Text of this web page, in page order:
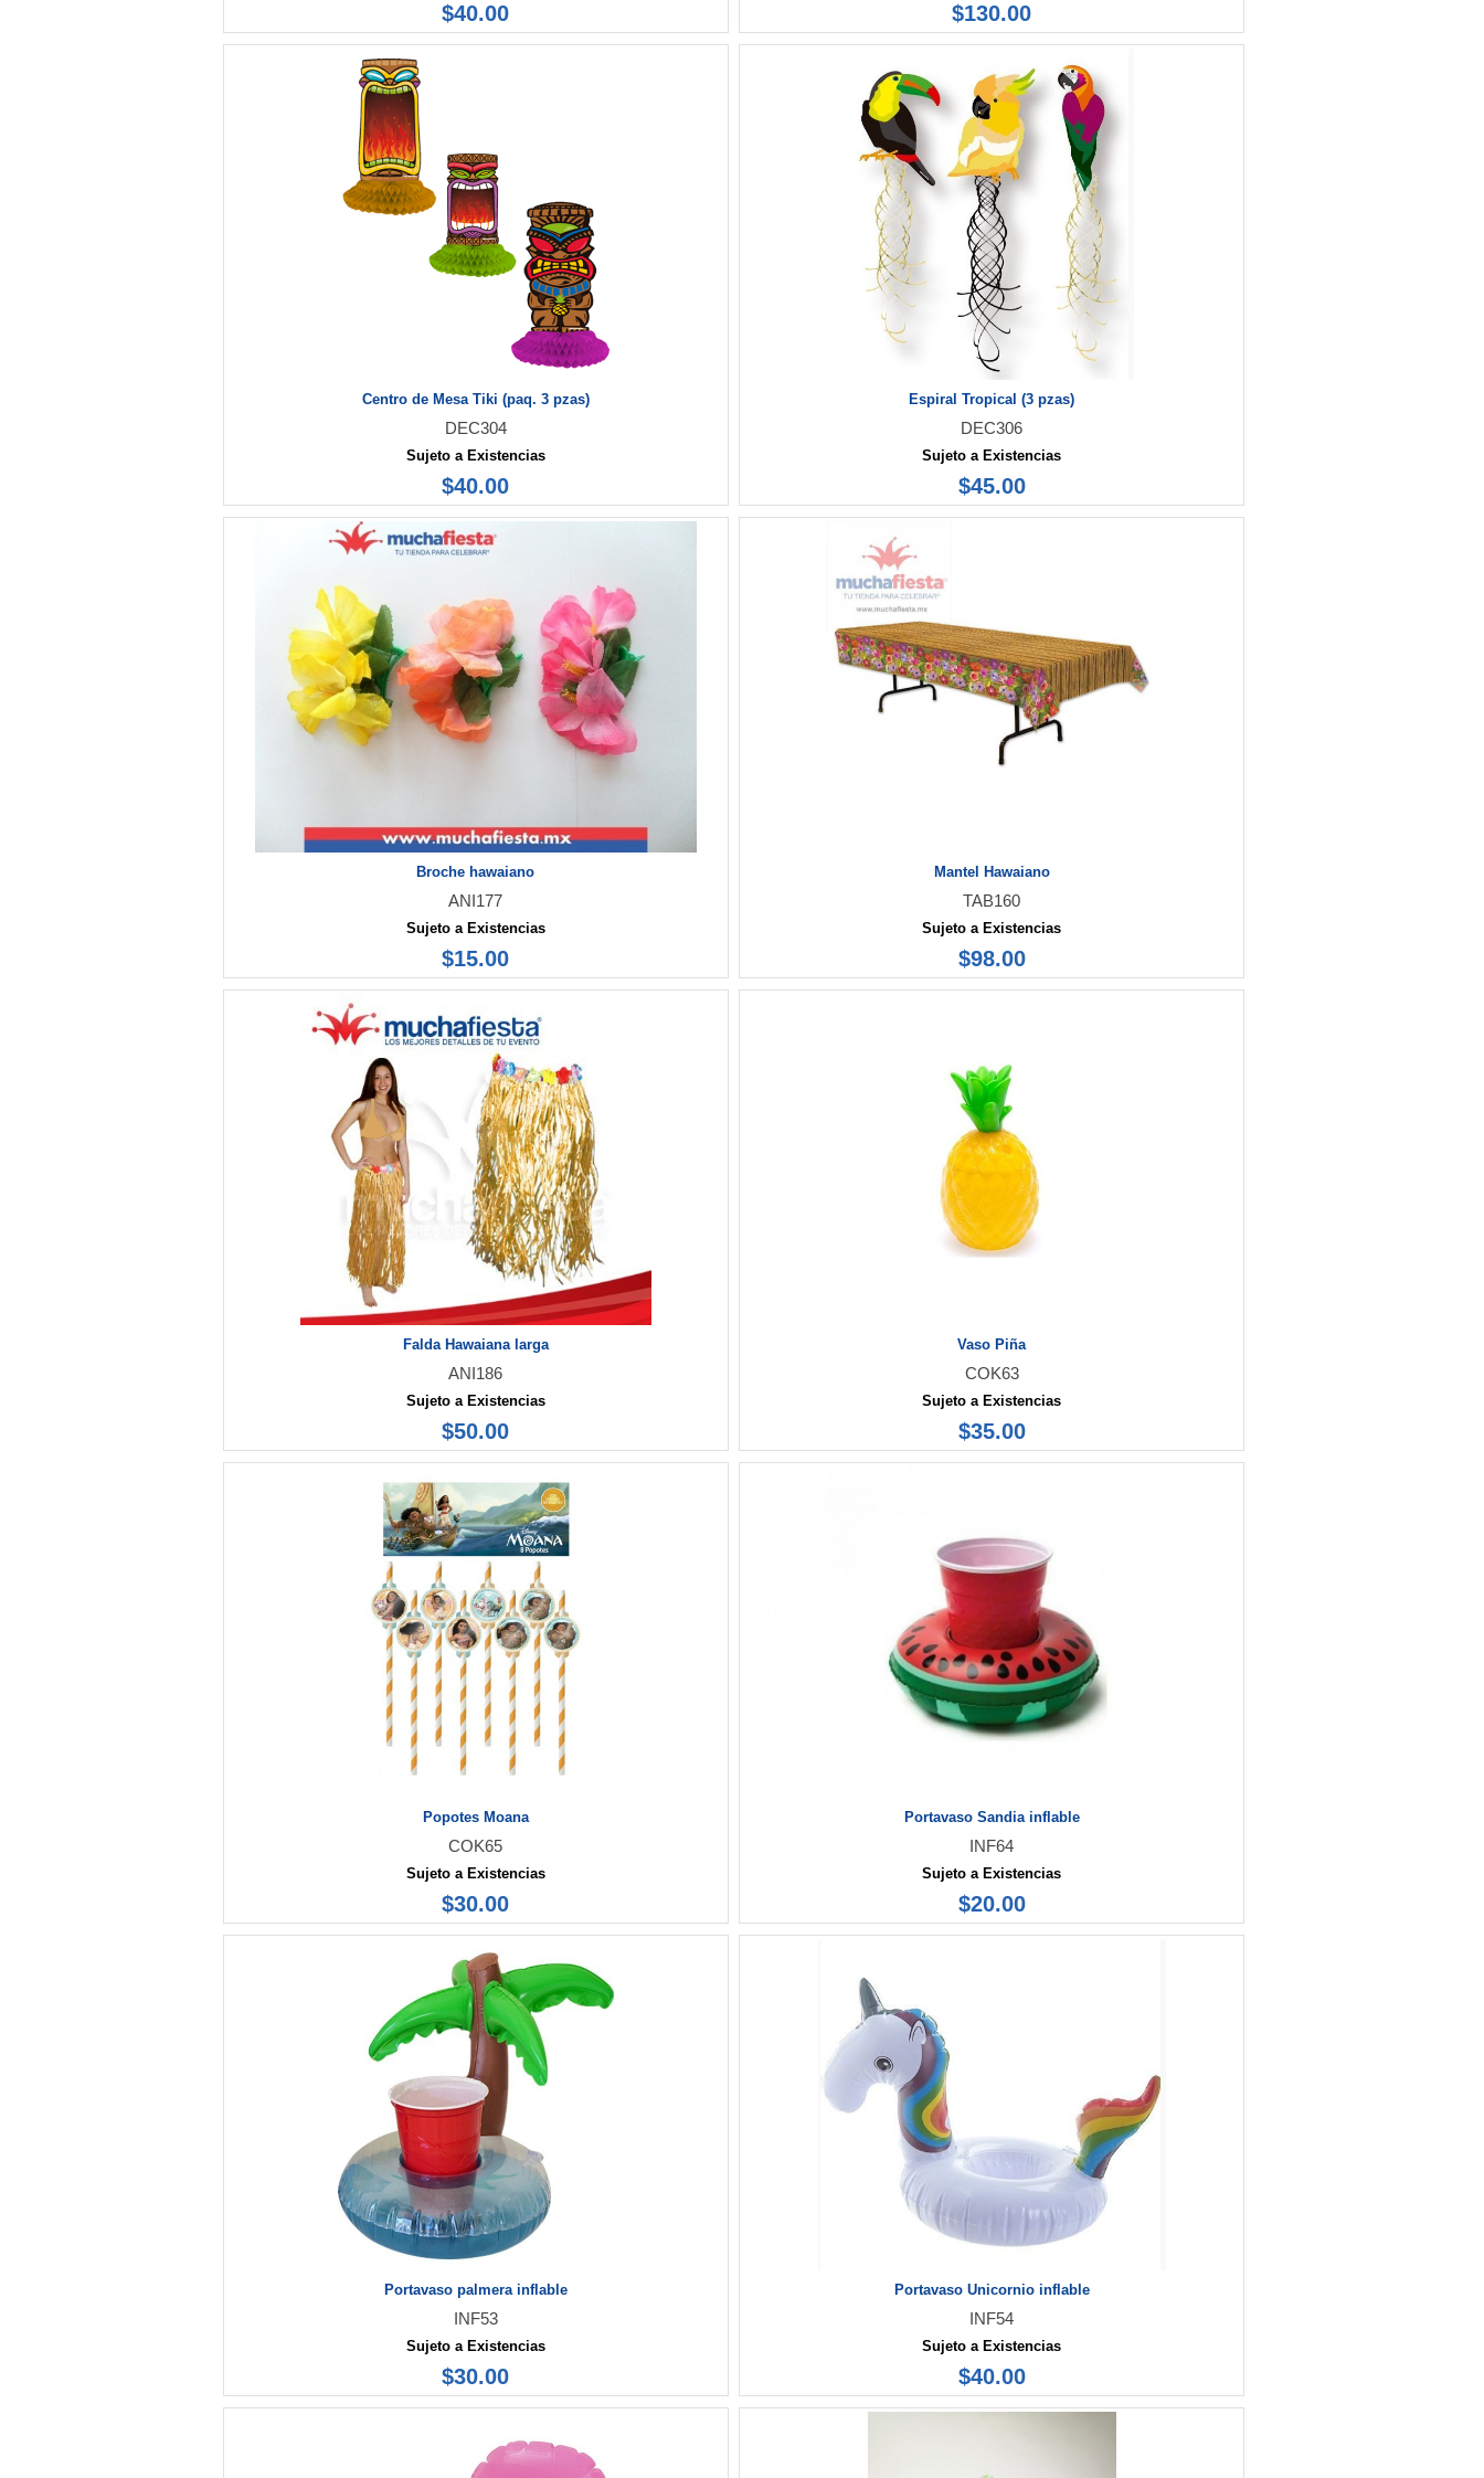
$40.00 $130.00
Centro de Mesa Tiki (paq. 3 pzas)
DEC304
Sujeto a Existencias
$40.00
Espiral Tropical (3 pzas)
DEC306
Sujeto a Existencias
$45.00
Broche hawaiano
ANI177
Sujeto a Existencias
$15.00
Mantel Hawaiano
TAB160
Sujeto a Existencias
$98.00
Falda Hawaiana larga
ANI186
Sujeto a Existencias
$50.00
Vaso Piña
COK63
Sujeto a Existencias
$35.00
Popotes Moana
COK65
Sujeto a Existencias
$30.00
Portavaso Sandia inflable
INF64
Sujeto a Existencias
$20.00
Portavaso palmera inflable
INF53
Sujeto a Existencias
$30.00
Portavaso Unicornio inflable
INF54
Sujeto a Existencias
$40.00